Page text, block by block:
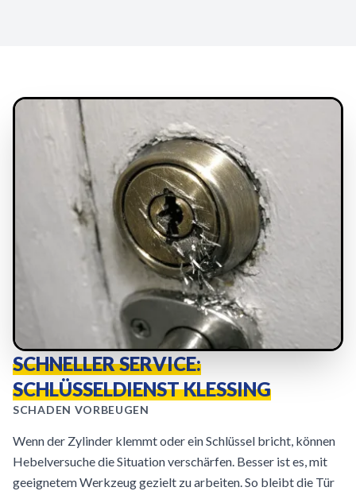
SCHNELLER SERVICE:
SCHLÜSSELDIENST KLESSING
SCHADEN VORBEUGEN
Wenn der Zylinder klemmt oder ein Schlüssel bricht, können
Hebelversuche die Situation verschärfen. Besser ist es, mit
geeignetem Werkzeug gezielt zu arbeiten. So bleibt die Tür